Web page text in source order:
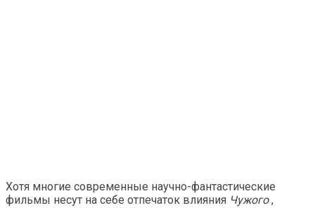
Хотя многие современные научно-фантастические
фильмы несут на себе отпечаток влияния Чужого,